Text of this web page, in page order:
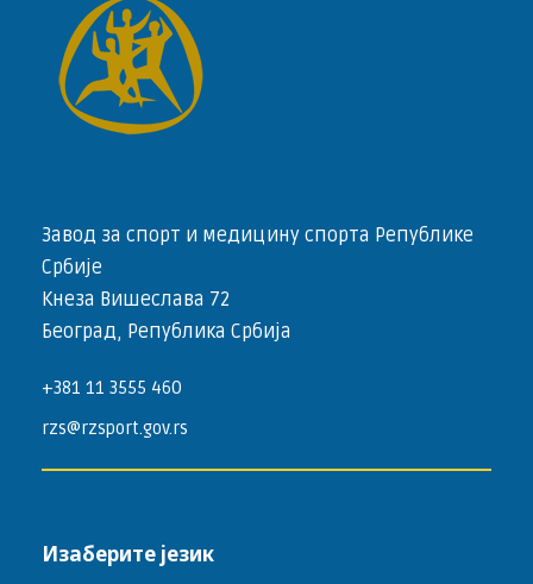
Завод за спорт и медицину спорта Републике
Србије
Кнеза Вишеслава 72
Београд, Република Србија
+381 11 3555 460
rzs@rzsport.gov.rs
Изаберите језик